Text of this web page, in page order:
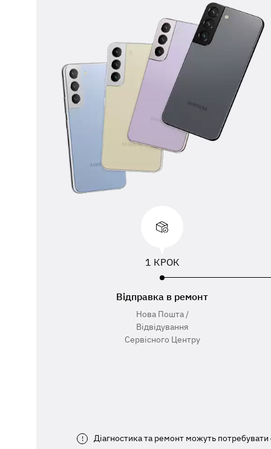
Білоруська, 26
**
1 КРОК
Відправка в ремонт
Нова Пошта /
Відвідування
Сервісного Центру
! Діагностика та ремонт можуть